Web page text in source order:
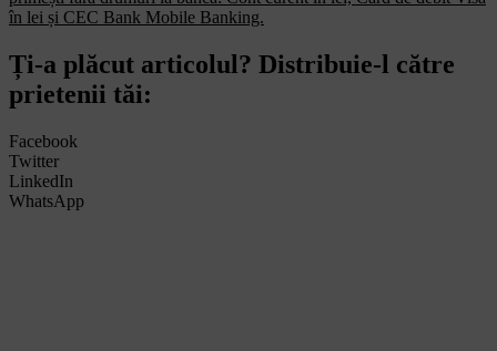
în lei și CEC Bank Mobile Banking.​
Ți-a plăcut articolul? Distribuie-l către
prietenii tăi:
Facebook
Twitter
LinkedIn
WhatsApp